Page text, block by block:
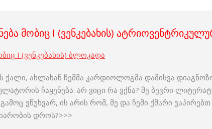
მობიც I (ვენკებახის)
I (ვენკებახის) ბლოკადა
ქალი, ახლახან ჩემმა კარდიოლოგმა დამისვა
ჩაყენება. არ ვიცი რა ვქნა? მე ბევრი
ვწუხვარ, ის არის რომ, მე და ჩემი ქმარი
დროს?>>>